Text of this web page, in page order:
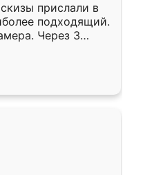
прислали в
подходящий.
Через 3
Остались
Ренессанс